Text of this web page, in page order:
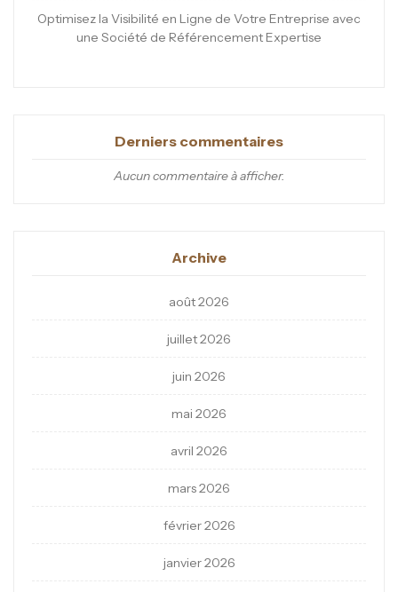
Optimisez la Visibilité en Ligne de Votre Entreprise avec
une Société de Référencement Expertise
Derniers commentaires
Aucun commentaire à afficher.
Archive
août 2026
juillet 2026
juin 2026
mai 2026
avril 2026
mars 2026
février 2026
janvier 2026